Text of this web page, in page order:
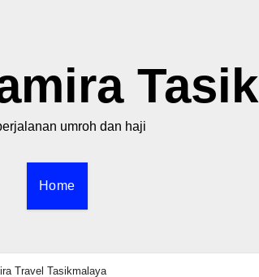
Tasik
umroh dan haji
Home
Travel Tasikmalaya